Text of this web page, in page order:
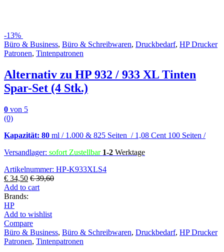
-13%
Büro & Business, Büro & Schreibwaren, Druckbedarf, HP Drucker
Patronen, Tintenpatronen
Alternativ zu HP 932 / 933 XL Tinten
Spar-Set (4 Stk.)
0 von 5
(0)
Kapazität: 80 ml / 1.000 & 825 Seiten / 1,08 Cent 100 Seiten /
Versandlager: sofort Zustellbar 1-2 Werktage
Artikelnummer: HP-K933XLS4
€ 34,50 €39,60
Add to cart
Brands:
HP
Add to wishlist
Compare
Büro & Business, Büro & Schreibwaren, Druckbedarf, HP Drucker
Patronen, Tintenpatronen